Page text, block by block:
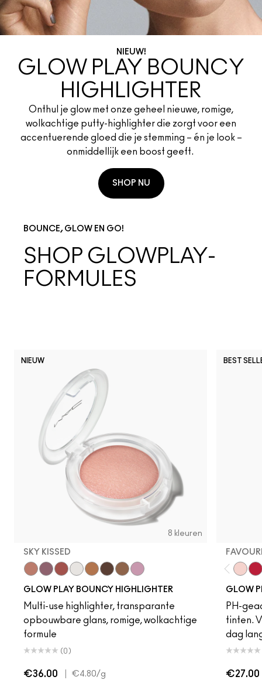
Foundation Finder
Mini MAC
SHOP ALLE BORSTELS
NIEUW!
GLOW PLAY BOUNCY
HIGHLIGHTER
Onthul je glow met onze geheel nieuwe, romige,
wolkachtige putty-highlighter die zorgt voor een
accentuerende gloed die je stemming – én je look –
onmiddellijk een boost geeft.
SHOP NU
BOUNCE, GLOW EN GO!
SHOP GLOWPLAY-
FORMULES
NIEUW
8 kleuren
SKY KISSED
GLOW PLAY BOUNCY HIGHLIGHTER
Multi-use highlighter, transparante
opbouwbare glans, romige, wolkachtige
formule
(0)
€36.00 €4.80/g
BEST
GLOW
PH-
tinten.
dag
€27.00